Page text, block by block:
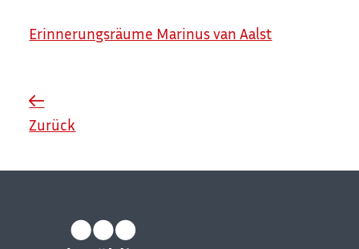
Erinnerungsräume Marinus van Aalst
Zurück